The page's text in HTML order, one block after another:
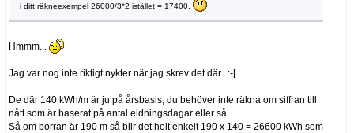
i ditt räkneexempel 26000/3*2 istället = 17400.
Hmmm...
Jag var nog inte riktigt nykter när jag skrev det där. :-[
De där 140 kWh/m är ju på årsbasis, du behöver inte räkna om siffran till
nått som är baserat på antal eldningsdagar eller så.
Så om borran är 190 m så blir det helt enkelt 190 x 140 = 26600 kWh som